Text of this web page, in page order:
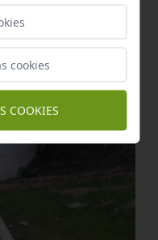
a 2,13 km.
cookies
COOKIES